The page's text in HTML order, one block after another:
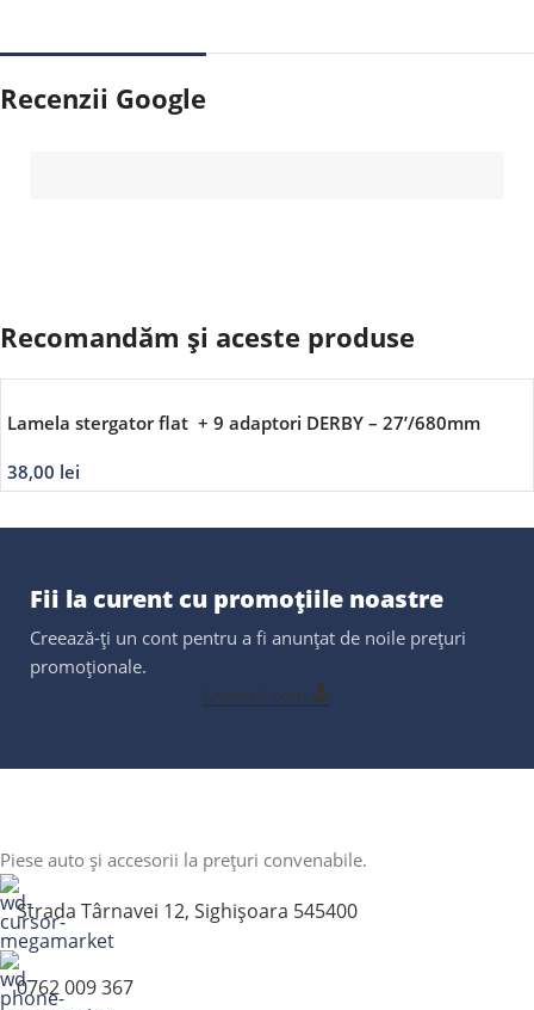
Recenzii Google
Recomandăm și aceste produse
Lamela stergator flat + 9 adaptori DERBY – 27’/680mm
38,00 lei
Fii la curent cu promoțiile noastre
Creează-ți un cont pentru a fi anunțat de noile prețuri
promoționale.
Creează cont
Piese auto și accesorii la prețuri convenabile.
Strada Târnavei 12, Sighișoara 545400
0762 009 367